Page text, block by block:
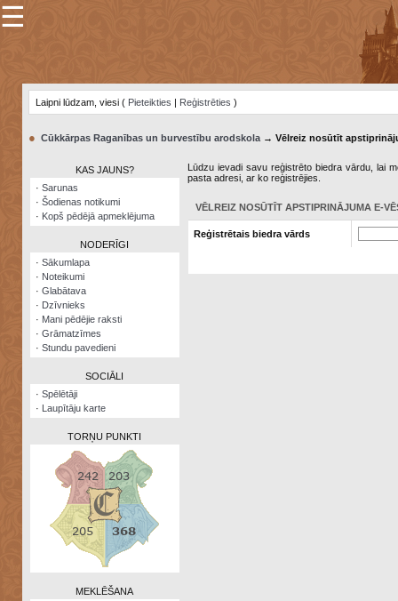
×
Šodienas
notikumi
Visatcera
almanahs
Arhīvs
Zināšanu
☰
Laipni lūdzam, viesi ( Pieteikties | Reģistrēties )
● Cūkkārpas Raganības un burvestību arodskola→ Vēlreiz nosūtīt
KAS JAUNS?
· Sarunas
· Šodienas notikumi
· Kopš pēdējā apmeklējuma
NODERĪGI
· Sākumlapa
· Noteikumi
· Glabātava
· Dzīvnieks
· Mani pēdējie raksti
· Grāmatzīmes
· Stundu pavedieni
SOCIĀLI
· Spēlētāji
· Laupītāju karte
TORŅU PUNKTI
MEKLĒŠANA
Lūdzu ievadi savu reģistrēto biedra vārdu, lai
pasta adresi, ar ko reģistrējies.
VĒLREIZ NOSŪTĪT APSTIPRINĀJUMA E-
Reģistrētais biedra vārds